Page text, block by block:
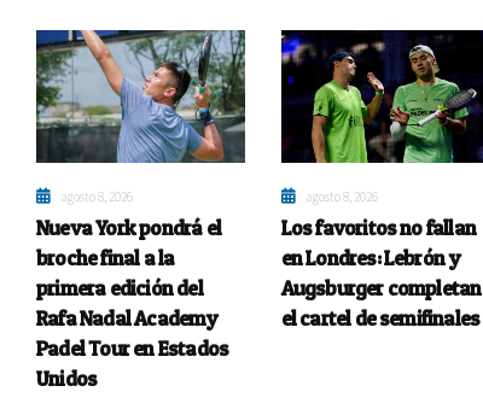
agosto 8, 2026
Nueva York pondrá el
broche final a la
primera edición del
Rafa Nadal Academy
Padel Tour en Estados
Unidos
agosto 8, 2026
Los favoritos no fallan
en Londres: Lebrón y
Augsburger completan
el cartel de semifinales